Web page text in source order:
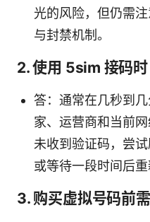
光的风险，但仍需
与封禁机制。
2. 使用 5sim 接码时
答：通常在几秒到
家、运营商和当前
未收到验证码，尝
或等待一段时间后重
3. 购买虚拟号码前